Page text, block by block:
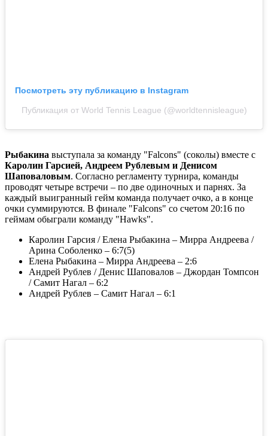
Посмотреть эту публикацию в Instagram
Публикация от World Tennis League (@worldtennisleague)
Рыбакина выступала за команду "Falcons" (соколы) вместе с
Каролин Гарсией, Андреем Рублевым и Денисом
Шаповаловым. Согласно регламенту турнира, команды
проводят четыре встречи – по две одиночных и парнях. За
каждый выигранный гейм команда получает очко, а в конце
очки суммируются. В финале "Falcons" со счетом 20:16 по
геймам обыграли команду "Hawks".
Каролин Гарсия / Елена Рыбакина – Мирра Андреева /
Арина Соболенко – 6:7(5)
Елена Рыбакина – Мирра Андреева – 2:6
Андрей Рублев / Денис Шаповалов – Джордан Томпсон
/ Самит Нагал – 6:2
Андрей Рублев – Самит Нагал – 6:1